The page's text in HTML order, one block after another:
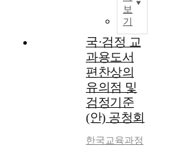
보
기
국·검정 교
과용도서
편찬상의
유의점 및
검정기준
(안) 공청회
한국교육과정